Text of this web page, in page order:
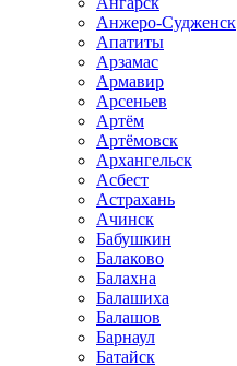
Анжеро-Судженск
Апатиты
Арзамас
Армавир
Арсеньев
Артём
Артёмовск
Архангельск
Асбест
Астрахань
Ачинск
Бабушкин
Балаково
Балахна
Балашиха
Балашов
Барнаул
Батайск